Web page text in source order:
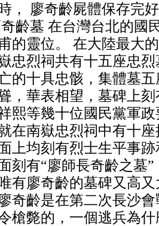
， 廖奇齡屍體保存完
齡墓 在台灣台北的國
的靈位。 在大陸最
忠烈祠共有十五座忠
的十具忠骸，集體墓
，華表相望，墓碑上
熙等幾十位國民黨軍
在南嶽忠烈祠中有十
上均刻有烈士生平事
刻有“廖師長奇齡之墓
有廖奇齡的墓碑又高
奇齡是在第二次長沙
槍斃的，一個逃兵為